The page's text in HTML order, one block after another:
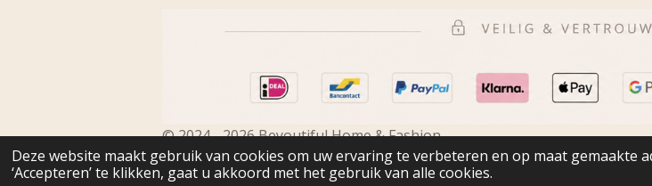
Deze website maakt gebruik van cookies om uw ervaring te verbeteren en op maat gemaakte
‘Accepteren’ te klikken, gaat u akkoord met het gebruik van alle cookies.
© 2024 - 2026 Beyoutiful Home & Fashion